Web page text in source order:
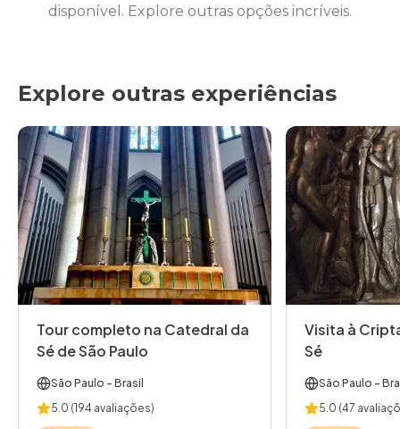
disponível. Explore outras opções incríveis.
Explore outras experiências
Tour completo na Catedral da
Sé de São Paulo
São Paulo - Brasil
5.0 (194 avaliações)
Visita à
Sé
São Paulo -
5.0 (47